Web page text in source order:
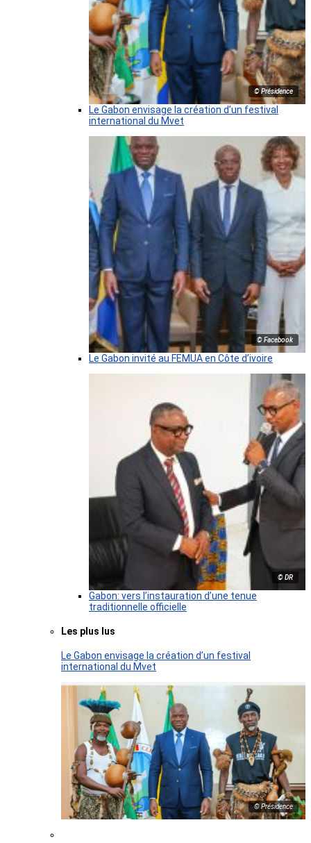
© Présidence
Le Gabon envisage la création d’un festival
international du Mvet
© Facebook
Le Gabon invité au FEMUA en Côte d’ivoire
© DR
Gabon: vers l’instauration d’une tenue
traditionnelle officielle
Les plus lus
Le Gabon envisage la création d’un festival
international du Mvet
© Présidence